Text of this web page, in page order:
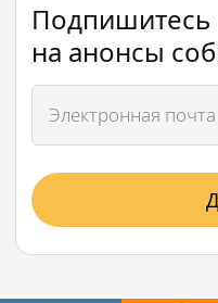
Подпишитесь
на анонсы